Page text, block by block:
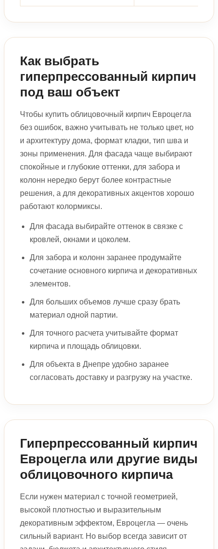
Как выбрать
гиперпрессованный кирпич
под ваш объект
Чтобы купить облицовочный кирпич Евроцегла
без ошибок, важно учитывать не только цвет, но
и архитектуру дома, формат кладки, тип шва и
зоны применения. Для фасада чаще выбирают
спокойные и глубокие оттенки, для забора и
колонн нередко берут более контрастные
решения, а для декоративных акцентов хорошо
работают колормиксы.
Для фасада выбирайте оттенок в связке с
кровлей, окнами и цоколем.
Для забора и колонн заранее продумайте
сочетание основного кирпича и декоративных
элементов.
Для больших объемов лучше сразу брать
материал одной партии.
Для точного расчета учитывайте формат
кирпича и площадь облицовки.
Для объекта в Днепре удобно заранее
согласовать доставку и разгрузку на участке.
Гиперпрессованный кирпич
Евроцегла или другие виды
облицовочного кирпича
Если нужен материал с точной геометрией,
высокой плотностью и выразительным
декоративным эффектом, Евроцегла — очень
сильный вариант. Но выбор всегда зависит от